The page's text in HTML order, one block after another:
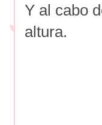
Y al cabo
altura.